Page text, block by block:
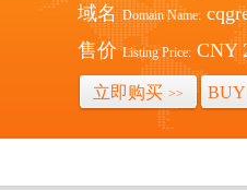
域名 Domain Name:
售价 Listing Price: CNY
立即购买 >>